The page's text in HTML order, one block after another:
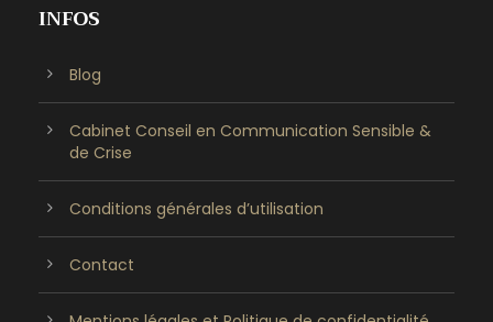
INFOS
Blog
Cabinet Conseil en Communication Sensible &
de Crise
Conditions générales d’utilisation
Contact